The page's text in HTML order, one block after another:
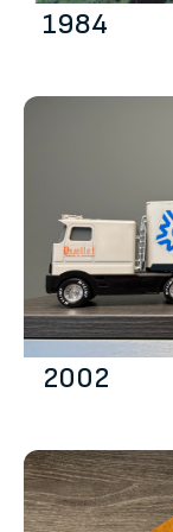
1984
2002